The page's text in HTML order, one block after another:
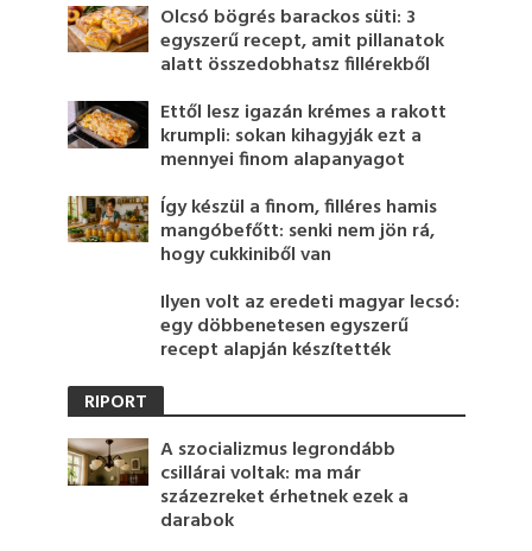
Olcsó bögrés barackos süti: 3
egyszerű recept, amit pillanatok
alatt összedobhatsz fillérekből
Ettől lesz igazán krémes a rakott
krumpli: sokan kihagyják ezt a
mennyei finom alapanyagot
Így készül a finom, filléres hamis
mangóbefőtt: senki nem jön rá,
hogy cukkiniből van
Ilyen volt az eredeti magyar lecsó:
egy döbbenetesen egyszerű
recept alapján készítették
RIPORT
A szocializmus legrondább
csillárai voltak: ma már
százezreket érhetnek ezek a
darabok